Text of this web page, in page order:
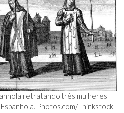
retratando três mulheres
Photos.com/Thinkstock